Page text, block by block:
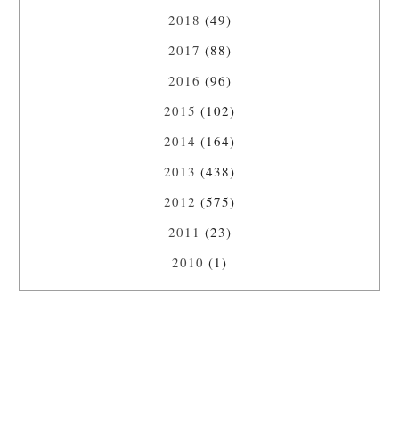
2018 (49)
2017 (88)
2016 (96)
2015 (102)
2014 (164)
2013 (438)
2012 (575)
2011 (23)
2010 (1)